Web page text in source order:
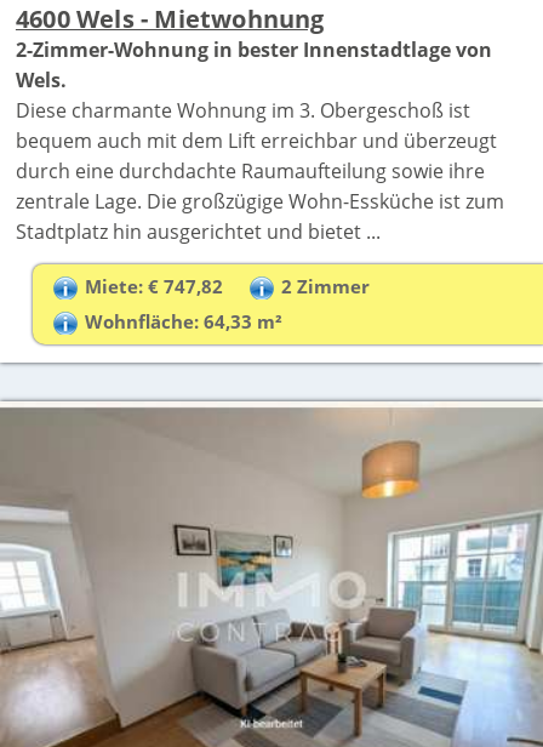
4600 Wels - Mietwohnung
2-Zimmer-Wohnung in bester Innenstadtlage von
Wels.
Diese charmante Wohnung im 3. Obergeschoß ist
bequem auch mit dem Lift erreichbar und überzeugt
durch eine durchdachte Raumaufteilung sowie ihre
zentrale Lage. Die großzügige Wohn-Essküche ist zum
Stadtplatz hin ausgerichtet und bietet ...
Miete: € 747,82
2 Zimmer
Wohnfläche: 64,33 m²